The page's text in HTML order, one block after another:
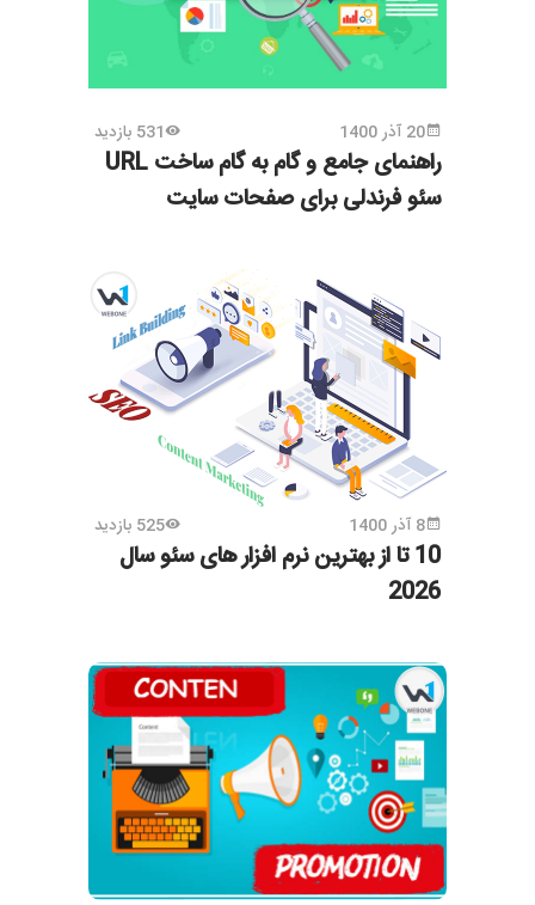
20 آذر 1400 531 بازدید
راهنمای جامع و گام به گام ساخت URL
سئو فرندلی برای صفحات سایت
8 آذر 1400 525 بازدید
10 تا از بهترین نرم افزار های سئو سال
2026